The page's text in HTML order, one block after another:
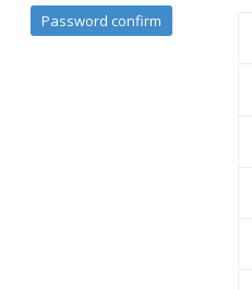
Password confirm